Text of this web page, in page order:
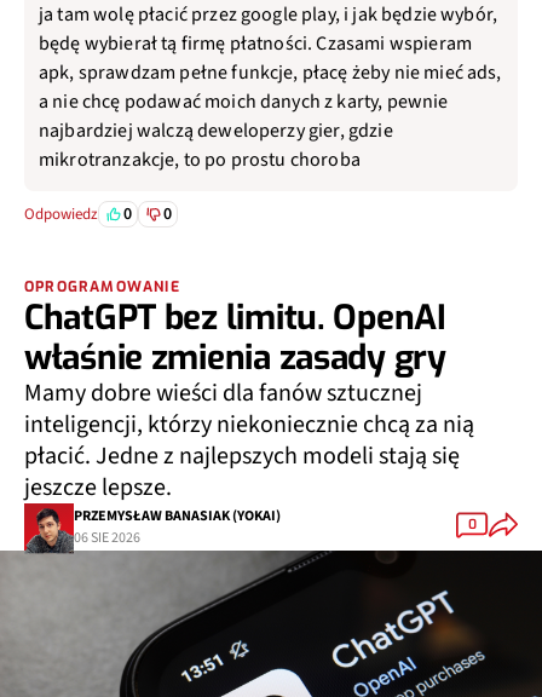
ja tam wolę płacić przez google play, i jak będzie wybór,
będę wybierał tą firmę płatności. Czasami wspieram
apk, sprawdzam pełne funkcje, płacę żeby nie mieć ads,
a nie chcę podawać moich danych z karty, pewnie
najbardziej walczą deweloperzy gier, gdzie
mikrotranzakcje, to po prostu choroba
Odpowiedz 0 0
OPROGRAMOWANIE
ChatGPT bez limitu. OpenAI
właśnie zmienia zasady gry
Mamy dobre wieści dla fanów sztucznej
inteligencji, którzy niekoniecznie chcą za nią
płacić. Jedne z najlepszych modeli stają się
jeszcze lepsze.
PRZEMYSŁAW BANASIAK (YOKAI)
06 SIE 2026
0